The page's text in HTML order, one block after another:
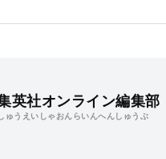
英社オンライン編集部
ゅうえいしゃおんらいんへんしゅうぶ